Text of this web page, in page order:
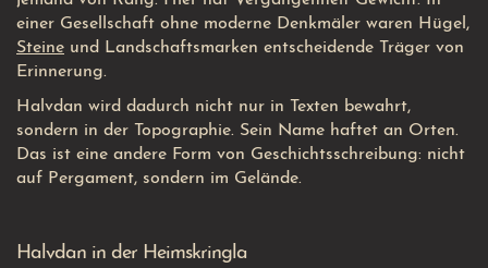
einer Gesellschaft ohne moderne Denkmäler waren Hügel,
Steine und Landschaftsmarken entscheidende Träger von
Erinnerung.
Halvdan wird dadurch nicht nur in Texten bewahrt,
sondern in der Topographie. Sein Name haftet an Orten.
Das ist eine andere Form von Geschichtsschreibung: nicht
auf Pergament, sondern im Gelände.
Halvdan in der Heimskringla